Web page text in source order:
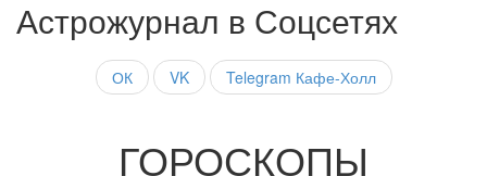
Астрожурнал в Соцсетях
ОК VK Telegram Кафе-Холл
ГОРОСКОПЫ